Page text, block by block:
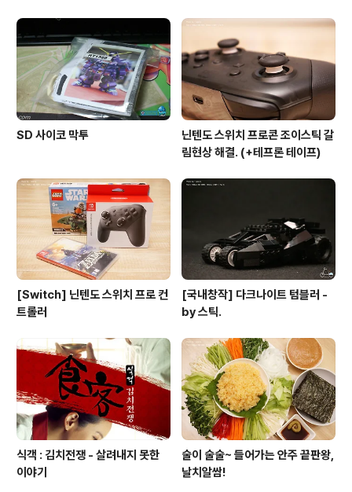
SD 사이코 막투
닌텐도 스위치 프로콘 조이스틱 갈
림현상 해결. (+테프론 테이프)
[Switch] 닌텐도 스위치 프로 컨
트롤러
[국내창작] 다크나이트 텀블러 -
by 스틱.
식객 : 김치전쟁 - 살려내지 못한
이야기
술이 술술~ 들어가는 안주 끝판왕,
날치알쌈!